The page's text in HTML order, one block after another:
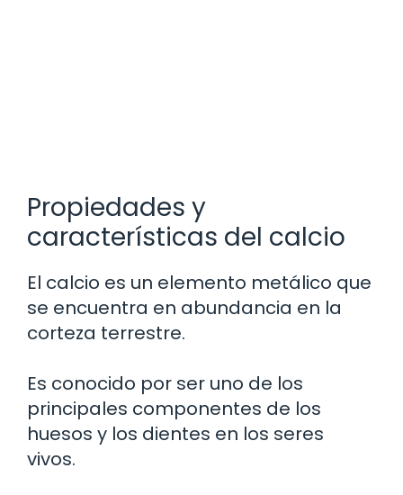
Propiedades y
características del calcio
El calcio es un elemento metálico que
se encuentra en abundancia en la
corteza terrestre.
Es conocido por ser uno de los
principales componentes de los
huesos y los dientes en los seres
vivos.